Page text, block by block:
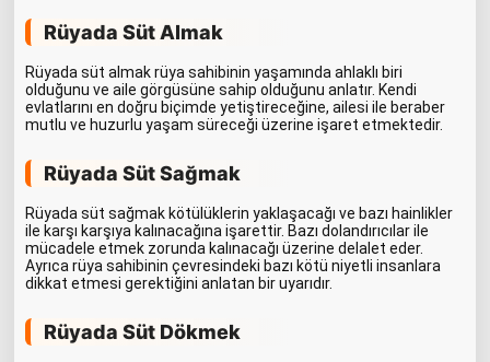
Rüyada Süt Almak
Rüyada süt almak rüya sahibinin yaşamında ahlaklı biri
olduğunu ve aile görgüsüne sahip olduğunu anlatır. Kendi
evlatlarını en doğru biçimde yetiştireceğine, ailesi ile beraber
mutlu ve huzurlu yaşam süreceği üzerine işaret etmektedir.
Rüyada Süt Sağmak
Rüyada süt sağmak kötülüklerin yaklaşacağı ve bazı hainlikler
ile karşı karşıya kalınacağına işarettir. Bazı dolandırıcılar ile
mücadele etmek zorunda kalınacağı üzerine delalet eder.
Ayrıca rüya sahibinin çevresindeki bazı kötü niyetli insanlara
dikkat etmesi gerektiğini anlatan bir uyarıdır.
Rüyada Süt Dökmek